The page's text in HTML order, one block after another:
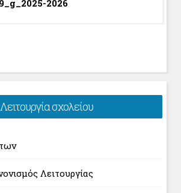
2026
Λειτουργία σχολείου
Λειτουργίας